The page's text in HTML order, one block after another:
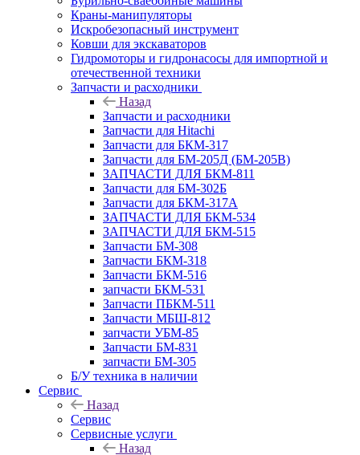
Краны-манипуляторы
Искробезопасный инструмент
Ковши для экскаваторов
Гидромоторы и гидронасосы для импортной и
отечественной техники
Запчасти и расходники
Назад
Запчасти и расходники
Запчасти для Hitachi
Запчасти для БКМ-317
Запчасти для БМ-205Д (БМ-205В)
ЗАПЧАСТИ ДЛЯ БКМ-811
Запчасти для БМ-302Б
Запчасти для БКМ-317А
ЗАПЧАСТИ ДЛЯ БКМ-534
ЗАПЧАСТИ ДЛЯ БКМ-515
Запчасти БМ-308
Запчасти БКМ-318
Запчасти БКМ-516
запчасти БКМ-531
Запчасти ПБКМ-511
Запчасти МБШ-812
запчасти УБМ-85
Запчасти БМ-831
запчасти БМ-305
Б/У техника в наличии
Сервис
Назад
Сервис
Сервисные услуги
Назад